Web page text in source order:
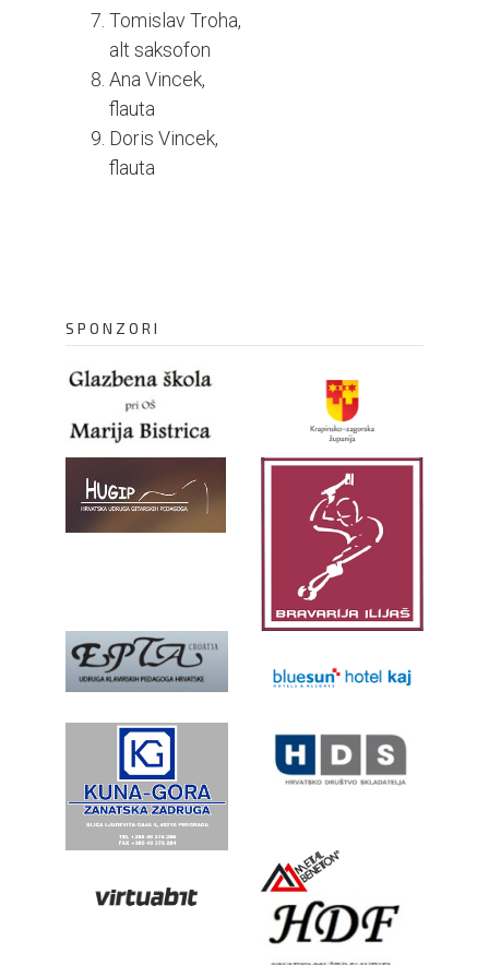
Tomislav Troha,
alt saksofon
Ana Vincek,
flauta
Doris Vincek,
flauta
SPONZORI